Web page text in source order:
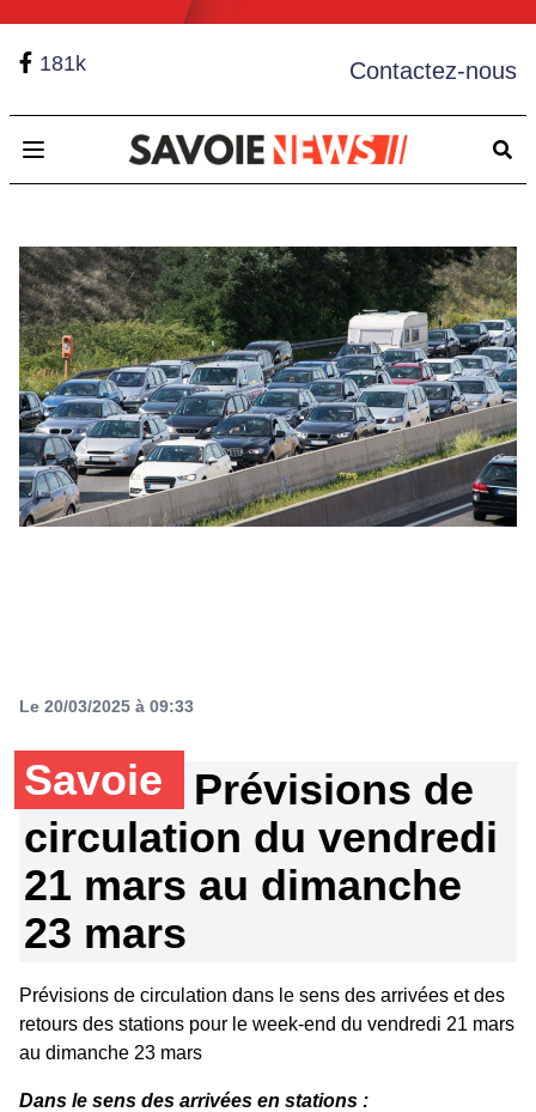
181k Contactez-nous
Open main menu
Le 20/03/2025 à 09:33
Savoie
Prévisions de
circulation du vendredi
21 mars au dimanche
23 mars
Prévisions de circulation dans le sens des arrivées et des
retours des stations pour le week-end du vendredi 21 mars
au dimanche 23 mars
Dans le sens des arrivées en stations :